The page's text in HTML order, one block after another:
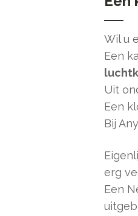
Wil u
Een
Uit
Een
Bij
erg
Een